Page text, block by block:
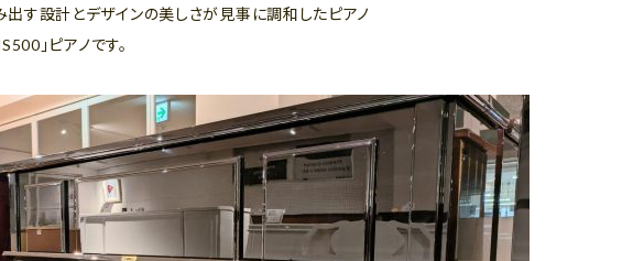
す設計とデザインの美しさが見事に調和したピアノ
」ピアノです。